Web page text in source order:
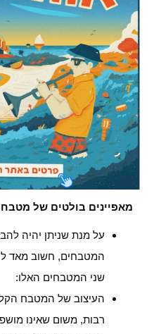
מאפיינים בולטים של
על מנת שניתן יהיה
המטבחים, חשוב מאד
שני המטבחים האלו:
העיצוב של המטבח
רבות, משום שאינו